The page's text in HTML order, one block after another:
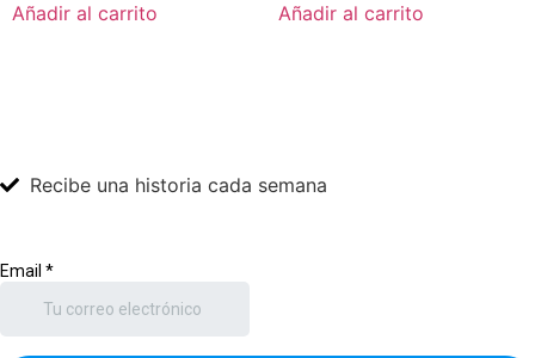
Añadir al carrito Añadir al carrito
Recibe una historia cada semana